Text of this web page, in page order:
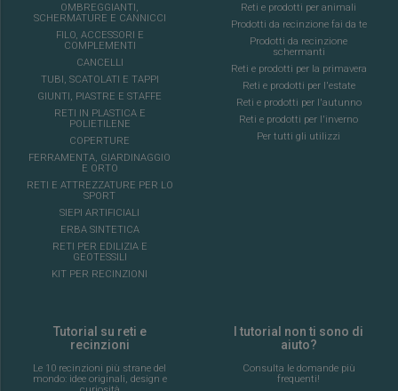
OMBREGGIANTI,
SCHERMATURE E CANNICCI
FILO, ACCESSORI E
COMPLEMENTI
CANCELLI
TUBI, SCATOLATI E TAPPI
GIUNTI, PIASTRE E STAFFE
RETI IN PLASTICA E
POLIETILENE
COPERTURE
FERRAMENTA, GIARDINAGGIO
E ORTO
RETI E ATTREZZATURE PER LO
SPORT
SIEPI ARTIFICIALI
ERBA SINTETICA
RETI PER EDILIZIA E
GEOTESSILI
KIT PER RECINZIONI
Reti e prodotti per animali
Prodotti da recinzione fai da te
Prodotti da recinzione
schermanti
Reti e prodotti per la primavera
Reti e prodotti per l'estate
Reti e prodotti per l'autunno
Reti e prodotti per l'inverno
Per tutti gli utilizzi
Tutorial su reti e
recinzioni
Le 10 recinzioni più strane del
mondo: idee originali, design e
I tutorial non ti sono di
aiuto?
Consulta le domande più
frequenti!